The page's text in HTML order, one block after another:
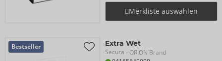
Merkliste auswählen
Bestseller Extra Wet
Secura - ORION Brand